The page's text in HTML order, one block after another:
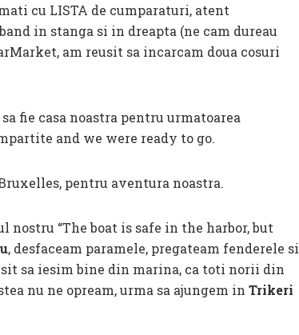
cu LISTA de cumparaturi, atent
in stanga si in dreapta (ne cam dureau
am reusit sa incarcam doua cosuri
fie casa noastra pentru urmatoarea
and we were ready to go.
pentru aventura noastra.
“The boat is safe in the harbor, but
, desfaceam paramele, pregateam fenderele si
sa iesim bine din marina, ca toti norii din
nu ne opream, urma sa ajungem in Trikeri